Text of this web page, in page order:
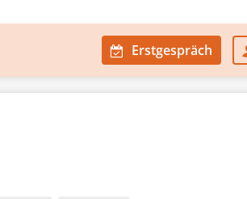
Erstgespräch